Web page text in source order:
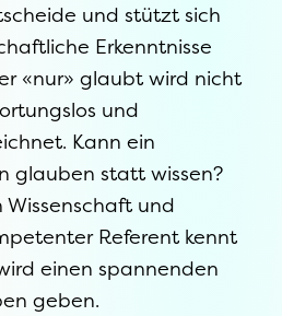
und stützt sich
Erkenntnisse
«nur» glaubt wird nicht
und
Kann ein
glauben statt wissen?
und
Referent kennt
einen spannenden
geben.